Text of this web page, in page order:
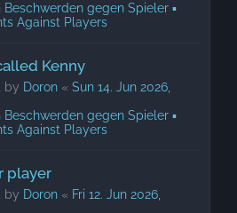
Beschwerden gegen Spieler ▪
Against Players
Kenny
by Doron « Sun 14. Jun 2026,
Beschwerden gegen Spieler ▪
Against Players
player
by Doron « Fri 12. Jun 2026,